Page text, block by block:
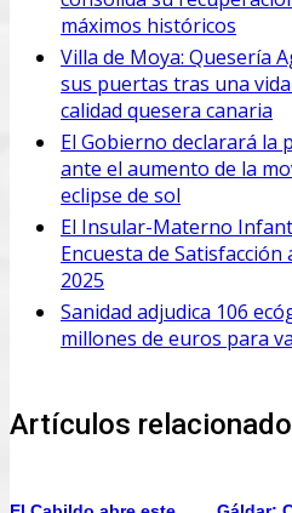
máximos históricos
Villa de Moya: Quesería
sus puertas tras una
calidad quesera canaria
El Gobierno declarará la
ante el aumento de la
eclipse de sol
El Insular-Materno
Encuesta de
2025
Sanidad adjudica 106
millones de euros para
Artículos